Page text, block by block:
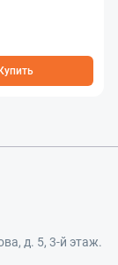
Купить
д. 5, 3-й этаж.